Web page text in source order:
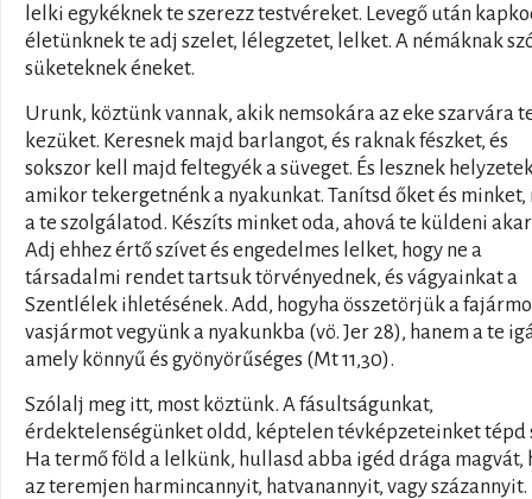
lelki egykéknek te szerezz testvéreket. Levegő után
életünknek te adj szelet, lélegzetet, lelket. A némáknak
süketeknek éneket.
Urunk, köztünk vannak, akik nemsokára az eke szarvára
kezüket. Keresnek majd barlangot, és raknak fészket, és
sokszor kell majd feltegyék a süveget. És lesznek
amikor tekergetnénk a nyakunkat. Tanítsd őket és minket,
a te szolgálatod. Készíts minket oda, ahová te küldeni
Adj ehhez értő szívet és engedelmes lelket, hogy ne a
társadalmi rendet tartsuk törvényednek, és vágyainkat a
Szentlélek ihletésének. Add, hogyha összetörjük a
vasjármot vegyünk a nyakunkba (vö. Jer 28), hanem a te
amely könnyű és gyönyörűséges (Mt 11,30).
Szólalj meg itt, most köztünk. A fásultságunkat,
érdektelenségünket oldd, képtelen tévképzeteinket tépd
Ha termő föld a lelkünk, hullasd abba igéd drága magvát,
az teremjen harmincannyit, hatvanannyit, vagy százannyit.